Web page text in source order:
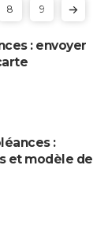
8 9
: envoyer
:
et modèle de